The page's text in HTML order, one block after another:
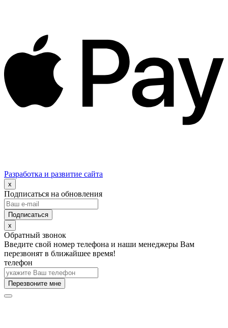
Разработка и развитие сайта
x
Подписаться на обновления
x
Обратный звонок
Введите свой номер телефона и наши менеджеры Вам
перезвонят в ближайшее время!
телефон
Перезвоните мне